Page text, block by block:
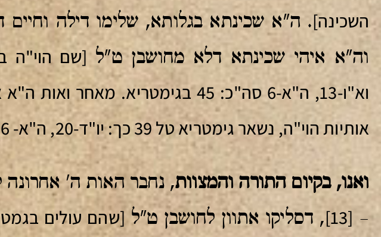
השכינה]. ה"א שכינתא בגלותא, שלימו דילה
וה"א איהי שכינתא דלא מחושבן ט"ל
וא"ו-13, ה"א-6 סה"כ: 45 בגימטריא.
אותיות הוי"ה, נשאר גימטריא טל 39 כך: יו"ד-20, ה"א- 6, וא"ו- 13 סה"כ: 39 גמטריא ט"ל.
ואנו, בקיום התורה והמצוות, נחבר האות ה' אחרונה
–
[13] , דסליקו אתוון לחושבן ט"ל[שהם עולים